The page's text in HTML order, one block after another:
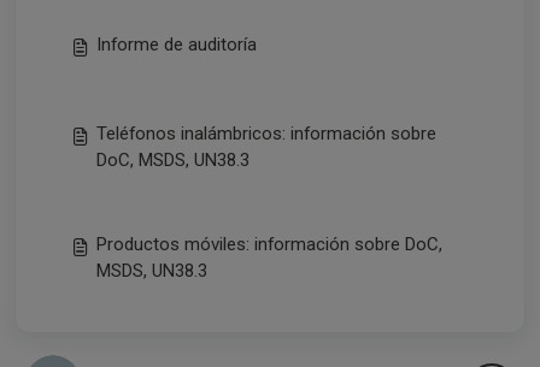
Informe de auditoría
Teléfonos inalámbricos: información sobre
DoC, MSDS, UN38.3
Productos móviles: información sobre DoC,
MSDS, UN38.3